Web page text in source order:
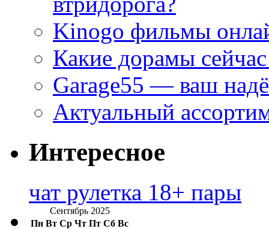
Kinogo фильмы
Какие дорамы
Garage55 — ваш
Актуальный
Интересное
чат рулетка 18+ пары
Сентябрь 2025
Пн Вт Ср Чт Пт Сб Вс